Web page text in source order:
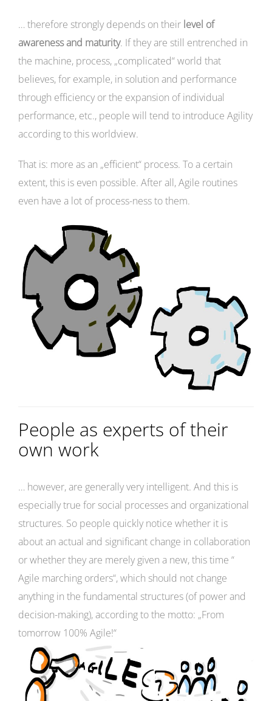
… therefore strongly depends on their level of
awareness and maturity. If they are still entrenched in
the machine, process, „complicated“ world that
believes, for example, in solution and performance
through efficiency or the expansion of individual
performance, etc., people will tend to introduce Agility
according to this worldview.
That is: more as an „efficient“ process. To a certain
extent, this is even possible. After all, Agile routines
even have a lot of process-ness to them.
People as experts of their
own work
… however, are generally very intelligent. And this is
especially true for social processes and organizational
structures. So people quickly notice whether it is
about an actual and significant change in collaboration
or whether they are merely given a new, this time “
Agile marching orders“, which should not change
anything in the fundamental structures (of power and
decision-making), according to the motto: „From
tomorrow 100% Agile!“